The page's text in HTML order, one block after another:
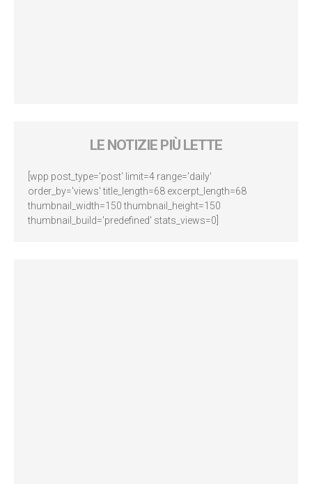
LE NOTIZIE PIÙ LETTE
[wpp post_type='post' limit=4 range='daily'
order_by='views' title_length=68 excerpt_length=68
thumbnail_width=150 thumbnail_height=150
thumbnail_build='predefined' stats_views=0]